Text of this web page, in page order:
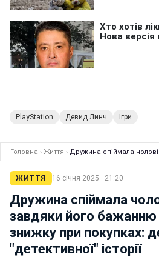
PlayStation Девид Линч Ігри
Головна › Життя › Дружина спіймала
ЖИТТЯ 16 січня 2025 · 21:20
Дружина спіймала
завдяки його
знижку при покупках:
"детективної" історії